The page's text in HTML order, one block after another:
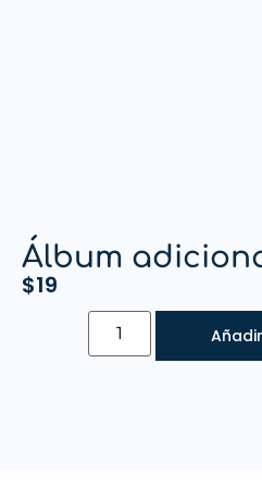
Álbum
$19